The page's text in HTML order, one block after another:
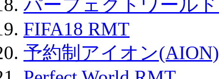
パーフェクトワール
FIFA18 RMT
予約制アイオン